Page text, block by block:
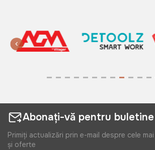
Abonați-vă pentru
Primiți actualizări prin e-mail despre cele
și oferte